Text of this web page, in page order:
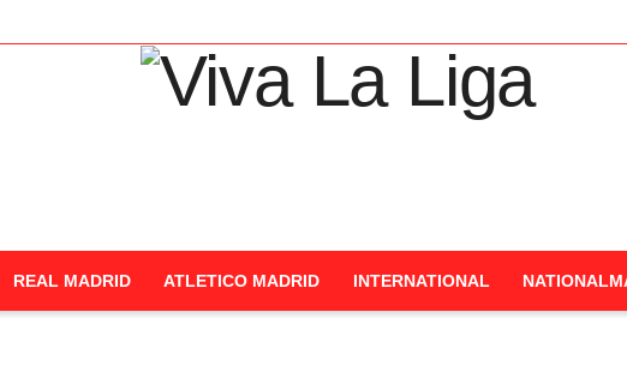
REAL MADRID ATLETICO MADRID INTERNATIONAL